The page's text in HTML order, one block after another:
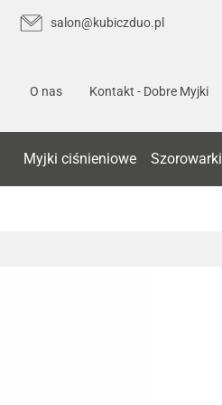
salon@kubiczduo.pl
O nas Kontakt - Dobre Myjki
Myjki ciśnieniowe Szorowarki